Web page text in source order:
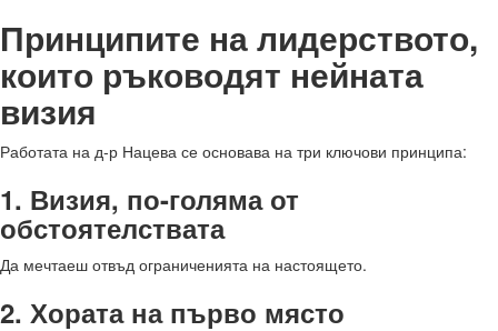
Принципите на лидерството,
които ръководят нейната
визия
Работата на д-р Нацева се основава на три ключови принципа:
1. Визия, по-голяма от
обстоятелствата
Да мечтаеш отвъд ограниченията на настоящето.
2. Хората на първо място